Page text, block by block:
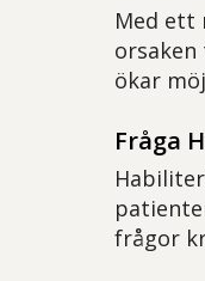
Med ett
ökar
Fråga
frågor